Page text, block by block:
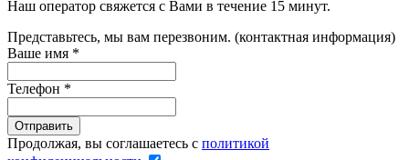
Наш оператор свяжется с Вами в течение 15 минут.
Представьтесь, мы вам перезвоним. (контактная информация)
Ваше имя *
Телефон *
Продолжая, вы соглашаетесь с политикой